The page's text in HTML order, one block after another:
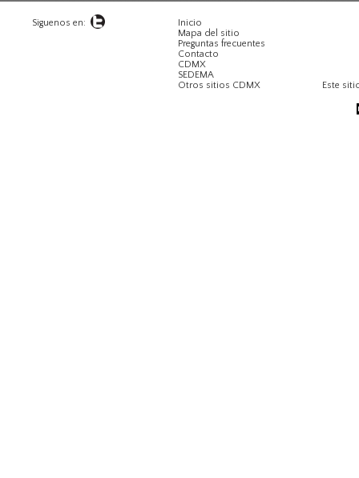
Siguenos en:
Inicio
Mapa del sitio
Preguntas frecuentes
Contacto
CDMX
SEDEMA
Otros sitios CDMX
Este